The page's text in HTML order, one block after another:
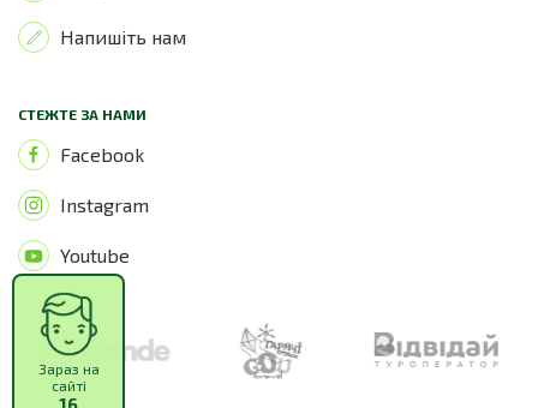
Напишіть нам
СТЕЖТЕ ЗА НАМИ
Facebook
Instagram
Youtube
Зараз на
16
відвідувачів